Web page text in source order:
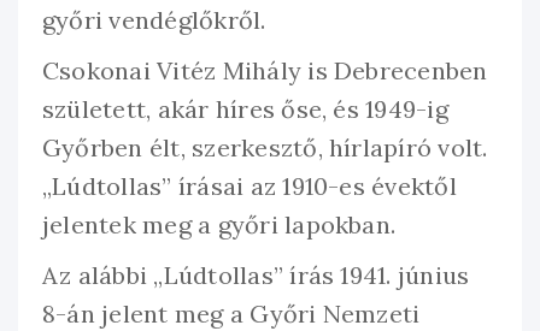
győri vendéglőkről.
Csokonai Vitéz Mihály is Debrecenben
született, akár híres őse, és 1949-ig
Győrben élt, szerkesztő, hírlapíró volt.
„Lúdtollas” írásai az 1910-es évektől
jelentek meg a győri lapokban.
Az alábbi „Lúdtollas” írás 1941. június
8-án jelent meg a Győri Nemzeti